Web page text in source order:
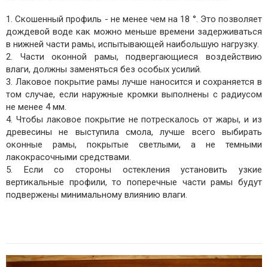
1. Скошенный профиль - не менее чем на 18 °. Это позволяет
дождевой воде как можно меньше времени задерживаться
в нижней части рамы, испытывающей наибольшую нагрузку.
2. Части оконной рамы, подвергающиеся воздействию
влаги, должны заменяться без особых усилий.
3. Лаковое покрытие рамы лучше наносится и сохраняется в
том случае, если наружные кромки выполнены с радиусом
не менее 4 мм.
4. Чтобы лаковое покрытие не потрескалось от жары, и из
древесины не выступила смола, лучше всего выбирать
оконные рамы, покрытые светлыми, а не темными
лакокрасочными средствами.
5. Если со стороны остекления установить узкие
вертикальные профили, то поперечные части рамы будут
подвержены минимальному влиянию влаги.